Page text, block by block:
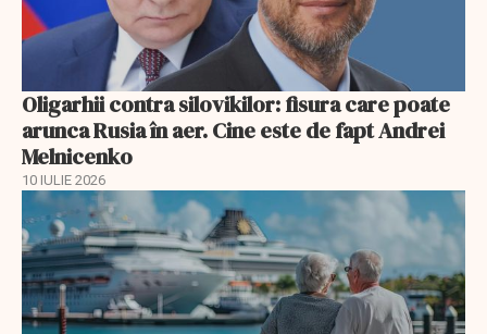
Oligarhii contra silovikilor: fisura care poate
arunca Rusia în aer. Cine este de fapt Andrei
Melnicenko
10 IULIE 2026